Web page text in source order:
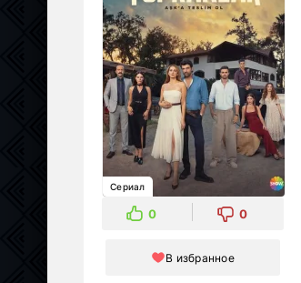
Сериал
0 0
В избранное